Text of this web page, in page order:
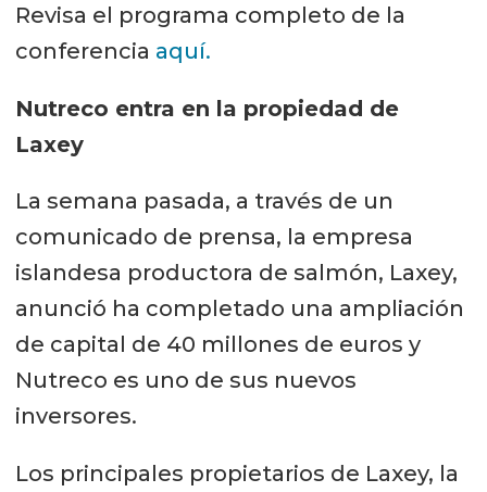
Revisa el programa completo de la
conferencia aquí.
Nutreco entra en la propiedad de
Laxey
La semana pasada, a través de un
comunicado de prensa, la empresa
islandesa productora de salmón, Laxey,
anunció ha completado una ampliación
de capital de 40 millones de euros y
Nutreco es uno de sus nuevos
inversores.
Los principales propietarios de Laxey, la